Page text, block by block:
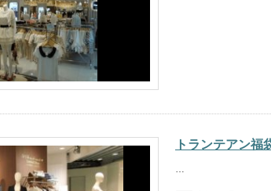
トランテアン福
…